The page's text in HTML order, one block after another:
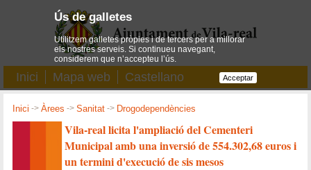
Inici Mapa web Castellano
Inici ->Àrees ->Sanitat -> Drogodependències
Vila-real licita l'ampliació del Cementeri
Municipal amb una inversió de 554.302,68 euros i
un termini d'execució de sis mesos
Ús de galletes
Utilitzem galletes pròpies i de tercers per a millorar
els nostres serveis. Si continueu navegant,
considerem que n’accepteu l’ús.
Acceptar